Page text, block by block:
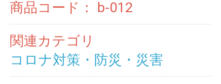
商品コード： b-012
関連カテゴリ
コロナ対策・防災・災害